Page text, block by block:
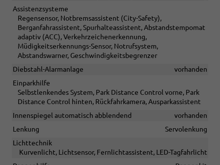
Assistenzsysteme
Regensensor, Notbremsassistent (City-Safety),
Berganfahrassistent, Spurhalteassistent, Abstandstempomat
adaptiv (ACC), Verkehrzeichenerkennung,
Müdigkeitserkennungs-Sensor, Notrufsystem,
Abstandswarner, Geschwindigkeitsbegrenzer
Diebstahl-Alarmanlage
vorhanden
Einparkhilfe
Selbstlenkendes System, Park Distance Control vorne, Park
Distance Control hinten, Rückfahrkamera, Ausparkassistent
Innenspiegel automatisch abblendend
vorhanden
Lenkung
Servolenkung
Lichttechnik
Kurvenlicht, Lichtsensor, Fernlichtassistent, LED-Tagfahrlicht